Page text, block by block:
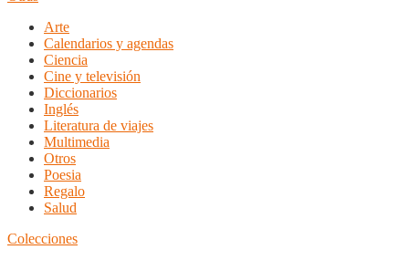
Arte
Calendarios y agendas
Ciencia
Cine y televisión
Diccionarios
Inglés
Literatura de viajes
Multimedia
Otros
Poesia
Regalo
Salud
Colecciones